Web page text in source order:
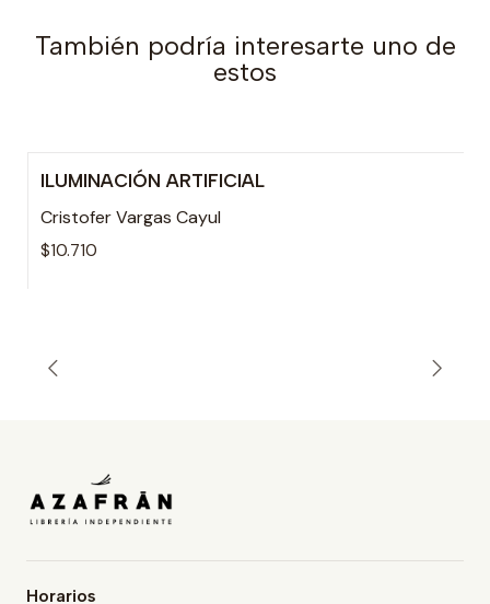
También podría interesarte uno de
estos
Agotado
ILUMINACIÓN ARTIFICIAL
Cristofer Vargas Cayul
$10.710
Horarios